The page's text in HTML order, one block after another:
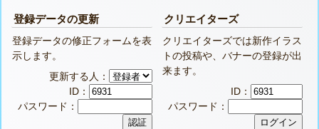
登録データの更新
登録データの修正フォームを表
示します。
更新する人：
ID：
パスワード：
クリエイターズ
クリエイターズでは新作イラス
トの投稿や、バナーの登録が出
来ます。
ID：
パスワード：